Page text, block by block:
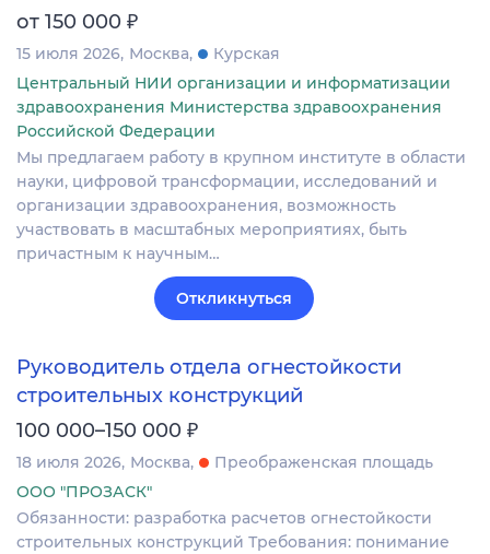
от 150 000 ₽
15 июля 2026 Москва
Курская
Центральный НИИ организации и информатизации
здравоохранения Министерства здравоохранения
Российской Федерации
Мы предлагаем работу в крупном институте в области
науки, цифровой трансформации, исследований и
организации здравоохранения, возможность
участвовать в масштабных мероприятиях, быть
причастным к научным…
Откликнуться
Руководитель отдела огнестойкости
строительных конструкций
100 000–150 000 ₽
18 июля 2026 Москва
Преображенская площадь
ООО "ПРОЗАСК"
Обязанности: разработка расчетов огнестойкости
строительных конструкций Требования: понимание